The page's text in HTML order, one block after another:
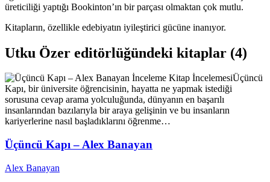
üreticiliği yaptığı Bookinton’ın bir parçası olmaktan çok mutlu.
Kitapların, özellikle edebiyatın iyileştirici gücüne inanıyor.
Utku Özer editörlüğündeki kitaplar (4)
İnceleme Kitap İncelemesiÜçüncü
Kapı, bir üniversite öğrencisinin, hayatta ne yapmak istediği
sorusuna cevap arama yolculuğunda, dünyanın en başarılı
insanlarından bazılarıyla bir araya gelişinin ve bu insanların
kariyerlerine nasıl başladıklarını öğrenme…
Üçüncü Kapı – Alex Banayan
Alex Banayan